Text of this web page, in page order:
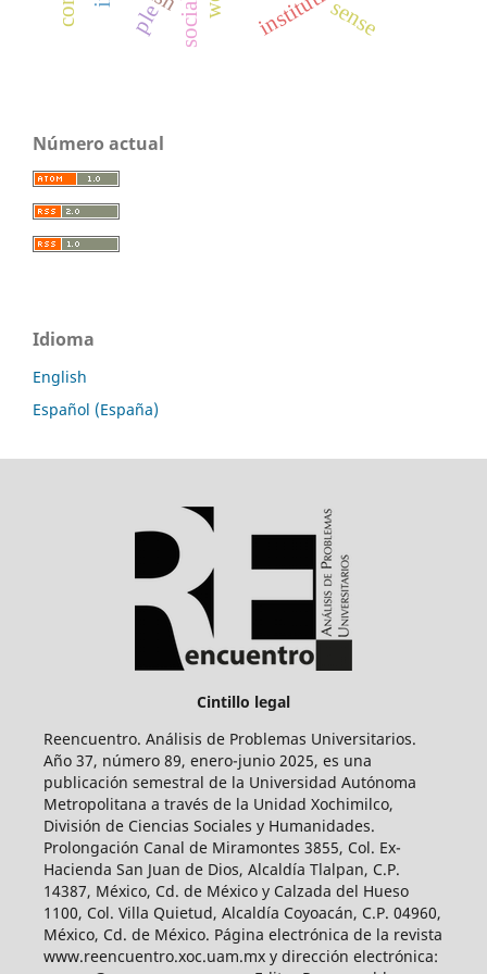
ple sense
Número actual
Idioma
English
Español (España)
Cintillo legal
Reencuentro. Análisis de Problemas Universitarios.
Año 37, número 89, enero-junio 2025, es una
publicación semestral de la Universidad Autónoma
Metropolitana a través de la Unidad Xochimilco,
División de Ciencias Sociales y Humanidades.
Prolongación Canal de Miramontes 3855, Col. Ex-
Hacienda San Juan de Dios, Alcaldía Tlalpan, C.P.
14387, México, Cd. de México y Calzada del Hueso
1100, Col. Villa Quietud, Alcaldía Coyoacán, C.P. 04960,
México, Cd. de México. Página electrónica de la revista
www.reencuentro.xoc.uam.mx y dirección electrónica: